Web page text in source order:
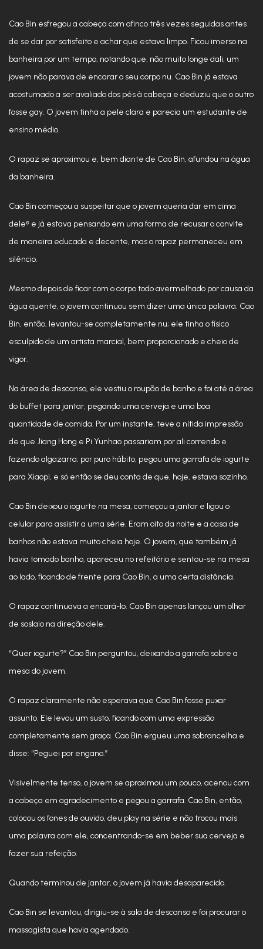
Cao Bin esfregou a cabeça com afinco três vezes seguidas antes
de se dar por satisfeito e achar que estava limpo. Ficou imerso na
banheira por um tempo, notando que, não muito longe dali, um
jovem não parava de encarar o seu corpo nu. Cao Bin já estava
acostumado a ser avaliado dos pés à cabeça e deduziu que o outro
fosse gay. O jovem tinha a pele clara e parecia um estudante de
ensino médio.
O rapaz se aproximou e, bem diante de Cao Bin, afundou na água
da banheira.
Cao Bin começou a suspeitar que o jovem queria dar em cima
dele⁶ e já estava pensando em uma forma de recusar o convite
de maneira educada e decente, mas o rapaz permaneceu em
silêncio.
Mesmo depois de ficar com o corpo todo avermelhado por causa da
água quente, o jovem continuou sem dizer uma única palavra. Cao
Bin, então, levantou-se completamente nu; ele tinha o físico
esculpido de um artista marcial, bem proporcionado e cheio de
vigor.
Na área de descanso, ele vestiu o roupão de banho e foi até a área
do buffet para jantar, pegando uma cerveja e uma boa
quantidade de comida. Por um instante, teve a nítida impressão
de que Jiang Hong e Pi Yunhao passariam por ali correndo e
fazendo algazarra; por puro hábito, pegou uma garrafa de iogurte
para Xiaopi, e só então se deu conta de que, hoje, estava sozinho.
Cao Bin deixou o iogurte na mesa, começou a jantar e ligou o
celular para assistir a uma série. Eram oito da noite e a casa de
banhos não estava muito cheia hoje. O jovem, que também já
havia tomado banho, apareceu no refeitório e sentou-se na mesa
ao lado, ficando de frente para Cao Bin, a uma certa distância.
O rapaz continuava a encará-lo. Cao Bin apenas lançou um olhar
de soslaio na direção dele.
“Quer iogurte?” Cao Bin perguntou, deixando a garrafa sobre a
mesa do jovem.
O rapaz claramente não esperava que Cao Bin fosse puxar
assunto. Ele levou um susto, ficando com uma expressão
completamente sem graça. Cao Bin ergueu uma sobrancelha e
disse: “Peguei por engano.”
Visivelmente tenso, o jovem se aproximou um pouco, acenou com
a cabeça em agradecimento e pegou a garrafa. Cao Bin, então,
colocou os fones de ouvido, deu play na série e não trocou mais
uma palavra com ele, concentrando-se em beber sua cerveja e
fazer sua refeição.
Quando terminou de jantar, o jovem já havia desaparecido.
Cao Bin se levantou, dirigiu-se à sala de descanso e foi procurar o
massagista que havia agendado.